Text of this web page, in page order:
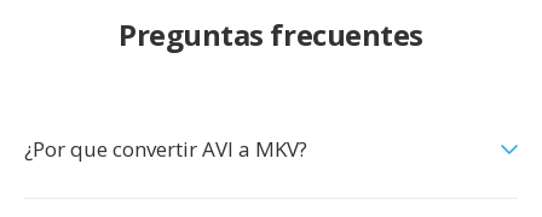
Preguntas frecuentes
¿Por que convertir AVI a MKV?